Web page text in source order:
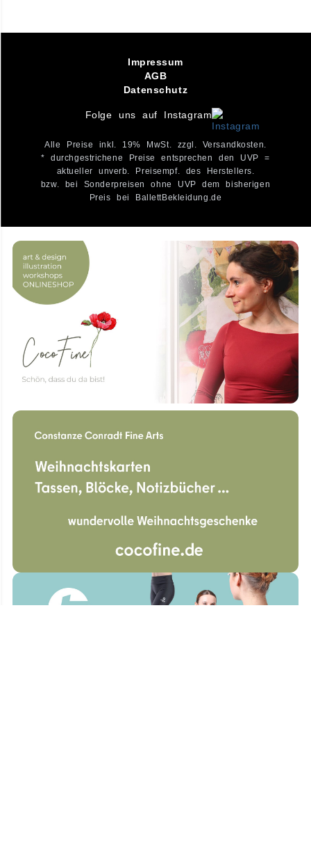
Impressum
AGB
Datenschutz
Folge uns auf Instagram
Alle Preise inkl. 19% MwSt. zzgl. Versandkosten.
* durchgestrichene Preise entsprechen den UVP =
aktueller unverb. Preisempf. des Herstellers.
bzw. bei Sonderpreisen ohne UVP dem bisherigen
Preis bei BallettBekleidung.de